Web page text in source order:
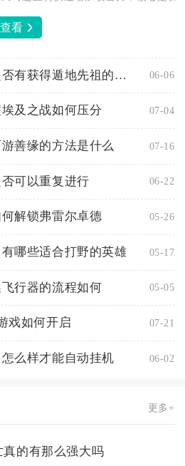
查看
在光遇游戏中是否有获得遁地先祖的机会 06-06
及之战如何压分 07-04
善缘的方法是什么 07-16
可以重复进行 06-22
解锁弗雷尔卓德 05-26
哪些适合打野的英雄 05-17
行器的流程如何 05-05
戏如何开启 07-21
么样才能自动挂机 06-02
更多+
的有那么强大吗